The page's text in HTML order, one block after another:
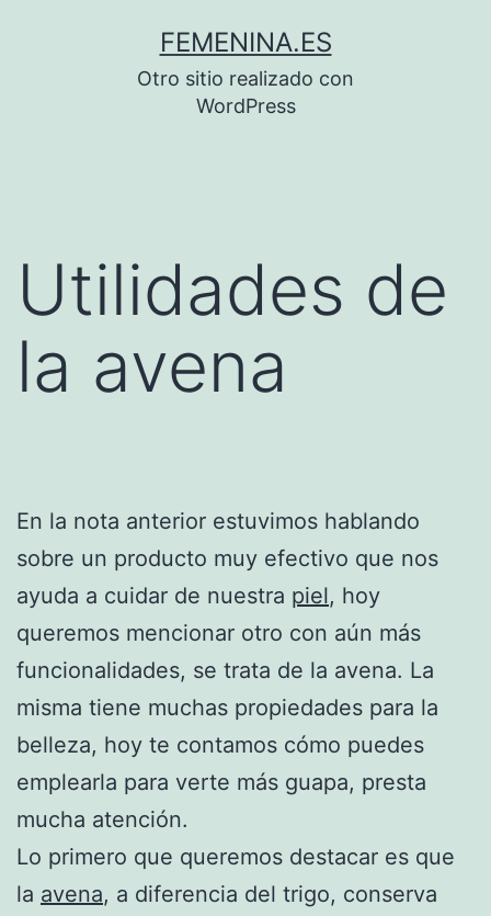
FEMENINA.ES
Otro sitio realizado con
WordPress
Utilidades de
la avena
En la nota anterior estuvimos hablando
sobre un producto muy efectivo que nos
ayuda a cuidar de nuestra piel, hoy
queremos mencionar otro con aún más
funcionalidades, se trata de la avena. La
misma tiene muchas propiedades para la
belleza, hoy te contamos cómo puedes
emplearla para verte más guapa, presta
mucha atención.
Lo primero que queremos destacar es que
la avena, a diferencia del trigo, conserva